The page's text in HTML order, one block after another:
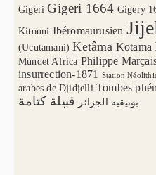
Gigeri Gigeri 1664 Gigery
Kitouni Ibéromaurusien
(Ucutamani) Ketâma Kotama
Mundet Africa Philippe
insurrection-1871
Station
arabes de Djidjelli Tombes
بونيقية الجزائر قبيلة كتامة